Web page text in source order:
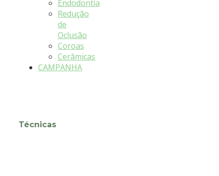
Endodontia
Redução
de
Oclusão
Coroas
Cerâmicas
CAMPANHA
Técnicas